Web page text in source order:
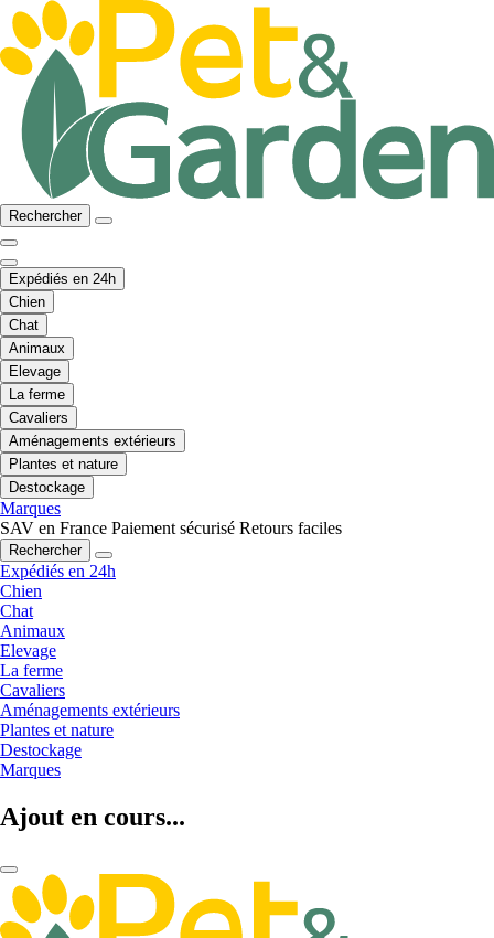
Rechercher
Expédiés en 24h
Chien
Chat
Animaux
Elevage
La ferme
Cavaliers
Aménagements extérieurs
Plantes et nature
Destockage
Marques
SAV en France Paiement sécurisé Retours faciles
Rechercher
Expédiés en 24h
Chien
Chat
Animaux
Elevage
La ferme
Cavaliers
Aménagements extérieurs
Plantes et nature
Destockage
Marques
Ajout en cours...